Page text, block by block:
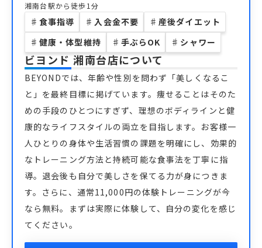
湘南台駅から徒歩1分
♯ 食事指導 ♯ 入会金不要 ♯ 産後ダイエット
♯ 健康・体型維持 ♯ 手ぶらOK ♯ シャワー
ビヨンド 湘南台店について
BEYONDでは、年齢や性別を問わず「美しくなるこ
と」を最終目標に掲げています。痩せることはそのた
めの手段のひとつにすぎず、理想のボディラインと健
康的なライフスタイルの両立を目指します。お客様一
人ひとりの身体や生活習慣の課題を明確にし、効果的
なトレーニング方法と持続可能な食事法を丁寧に指
導。退会後も自分で美しさを保てる力が身につきま
す。さらに、通常11,000円の体験トレーニングが今
なら無料。まずは実際に体験して、自分の変化を感じ
てください。